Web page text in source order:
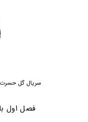
سریال گل حسرت
فصل اول با کیفیت